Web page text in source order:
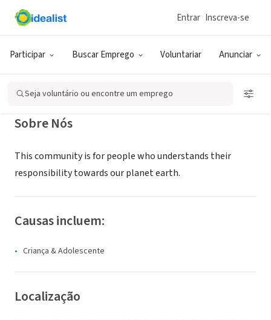
Participar Buscar Emprego Voluntariar Anunciar
Entrar Inscreva-se
Seja voluntário ou encontre um emprego
ONG (SETOR SOCIAL)
SMART ASSOCIATION
Sobre Nós
This community is for people who understands their
responsibility towards our planet earth.
Causas incluem:
Criança & Adolescente
Localização